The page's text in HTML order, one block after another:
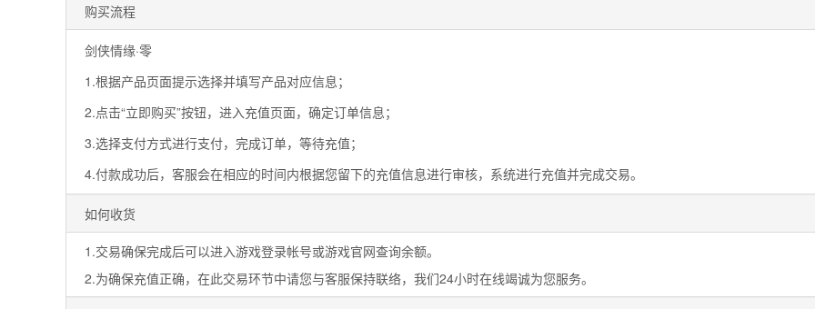
购买流程
剑侠情缘·零
1.根据产品页面提示选择并填写产品对应信息；
2.点击“立即购买”按钮，进入充值页面，确定订单信息；
3.选择支付方式进行支付，完成订单，等待充值；
4.付款成功后，客服会在相应的时间内根据您留下的充值信息进行审核，系统进行充值并完成交易。
如何收货
1.交易确保完成后可以进入游戏登录帐号或游戏官网查询余额。
2.为确保充值正确，在此交易环节中请您与客服保持联络，我们24小时在线竭诚为您服务。